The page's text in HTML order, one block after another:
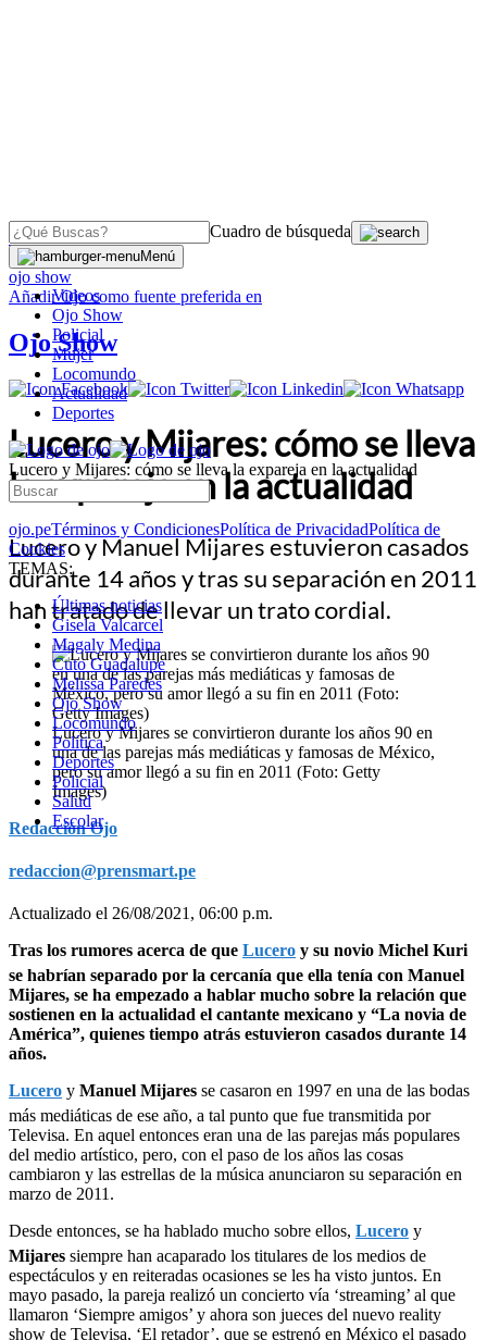
Cuadro de búsqueda
Menú
Videos
Ojo Show
Policial
Mujer
Locomundo
Actualidad
Deportes
Lucero y Mijares: cómo se lleva la expareja en la actualidad
ojo.peTérminos y CondicionesPolítica de PrivacidadPolítica de
Cookies
TEMAS:
Últimas noticias
Gisela Valcarcel
Magaly Medina
Cuto Guadalupe
Melissa Paredes
Ojo Show
Locomundo
Política
Deportes
Policial
Salud
Escolar
OJO
ojo show
AñadirOjocomo fuente preferida en
Ojo Show
Lucero y Mijares: cómo se lleva
la expareja en la actualidad
Lucero y Manuel Mijares estuvieron casados
durante 14 años y tras su separación en 2011
han tratado de llevar un trato cordial.
Lucero y Mijares se convirtieron durante los años 90 en
una de las parejas más mediáticas y famosas de México,
pero su amor llegó a su fin en 2011 (Foto: Getty
Images)
Redacción Ojo
redaccion@prensmart.pe
Actualizado el 26/08/2021, 06:00 p.m.
Tras los rumores acerca de que Lucero y su novio Michel Kuri
se habrían separado por la cercanía que ella tenía con Manuel
Mijares, se ha empezado a hablar mucho sobre la relación que
sostienen en la actualidad el cantante mexicano y “La novia de
América”, quienes tiempo atrás estuvieron casados durante 14
años.
Lucero y Manuel Mijares se casaron en 1997 en una de las bodas
más mediáticas de ese año, a tal punto que fue transmitida por
Televisa. En aquel entonces eran una de las parejas más populares
del medio artístico, pero, con el paso de los años las cosas
cambiaron y las estrellas de la música anunciaron su separación en
marzo de 2011.
Desde entonces, se ha hablado mucho sobre ellos, Lucero y
Mijares siempre han acaparado los titulares de los medios de
espectáculos y en reiteradas ocasiones se les ha visto juntos. En
mayo pasado, la pareja realizó un concierto vía ‘streaming’ al que
llamaron ‘Siempre amigos’ y ahora son jueces del nuevo reality
show de Televisa, ‘El retador’, que se estrenó en México el pasado